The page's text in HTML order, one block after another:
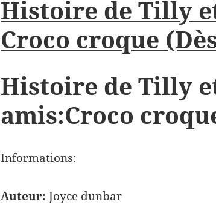
Histoire de Tilly
Croco croque
Histoire de Tilly
amis:Croco
Informations:
Auteur:Joyce dunbar